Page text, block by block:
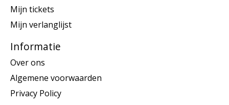
Mijn tickets
Mijn verlanglijst
Informatie
Over ons
Algemene voorwaarden
Privacy Policy